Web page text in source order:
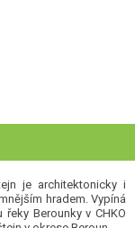
je architektonicky i
hradem. Vypíná
Berounky v CHKO